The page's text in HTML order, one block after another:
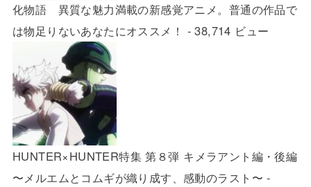
化物語 異質な魅力満載の新感覚アニメ。普通の作品で
は物足りないあなたにオススメ！ - 38,714 ビュー
HUNTER×HUNTER特集 第８弾 キメラアント編・後編
〜メルエムとコムギが織り成す、感動のラスト〜 -